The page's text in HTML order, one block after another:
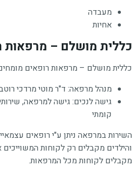
מעבדה
אחיות
כללית מושלם – מרפאות
כללית מושלם – מרפאות רופאים מומחים
מנהל מרפאה: ד"ר מוטי מרדכי
גישה לנכים: גישה למרפאה,
קומתי
השירות במרפאה ניתן ע"י רופאים
והילדים מקבלים רק לקוחות
מקבלים לקוחות מכל המרפאות.